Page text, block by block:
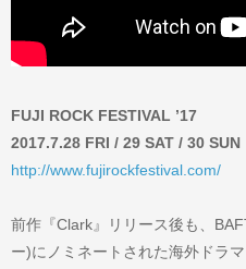
FUJI ROCK FESTIVAL ’17
2017.7.28 FRI / 29 SAT / 30 SUN
http://www.fujirockfestival.com/
前作『Clark』リリース後も、
ー)にノミネートされた海外ドラ